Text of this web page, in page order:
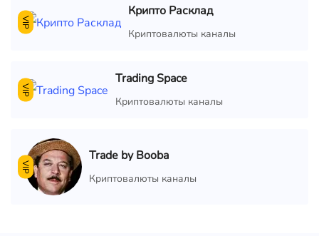
VIP
Крипто Расклад
Криптовалюты каналы
VIP
Trading Space
Криптовалюты каналы
VIP
Trade by Booba
Криптовалюты каналы